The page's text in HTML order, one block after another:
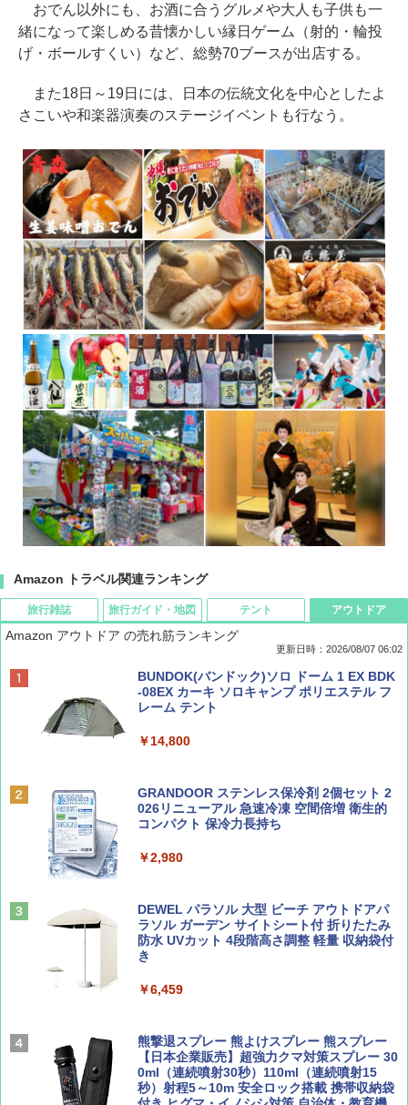
おでん以外にも、お酒に合うグルメや大人も子供も一
緒になって楽しめる昔懐かしい縁日ゲーム（射的・輪投
げ・ボールすくい）など、総勢70ブースが出店する。
また18日～19日には、日本の伝統文化を中心としたよ
さこいや和楽器演奏のステージイベントも行なう。
Amazon トラベル関連ランキング
旅行雑誌
ディズニーファン ２０２６年 ９月号 [雑
誌] (ＤＩＳＮＥＹ ＦＡＮ)
BE-PAL(ビ-パル) 2026年 9 月号【特別付録:
SOTO ミニマル"旅"財布 ランダム2種】
山と溪谷 2026年8月号「南アルプス大全」
￥1,540
￥1,540
旅行ガイド・地図
D40 地球の歩き方 チェンマイ タイ北部の魅
力的な町 2026～2027 地球の歩き方D アジア
A09 地球の歩き方 イタリア 2026～2027 地
球の歩き方A ヨーロッパ
地球の歩き方 スター・ウォーズ
￥2,695
ァキア 2026～2027 地球の歩き方A ヨーロッ
パ
￥2,277
テント
[キャンパーズコレクション 山善] ポップアッ
プテント 傘みたいに広げて畳める パッとサ
ッとサンシェード キューブ フルクローズ メ
&ハイキング カーキ PATC-150(KH)
PYKES PEAK (パイクスピーク) 着替えテン
人用 折りたたみ 防災グッズ 災害用トイレ ビ
￥4,980
テント ワンタッチ RENEW 幅200 2-3人用 43
￥5,999
[キャンパーズコレクション 山善] 傘みたいに
アウトドア
Amazon アウトドア の売れ筋ランキング
更新日時：2026/08/07 06:02
BUNDOK(バンドック)ソロ ドーム 1 EX BDK
-08EX カーキ ソロキャンプ ポリエステル フ
レーム テント
￥14,800
GRANDOOR ステンレス保冷剤 2個セット 2
026リニューアル 急速冷凍 空間倍増 衛生的
コンパクト 保冷力長持ち
￥2,980
DEWEL パラソル 大型 ビーチ アウトドアパ
ラソル ガーデン サイトシート付 折りたたみ
防水 UVカット 4段階高さ調整 軽量 収納袋付
き
￥6,459
熊撃退スプレー 熊よけスプレー 熊スプレー
【日本企業販売】超強力クマ対策スプレー 30
0ml（連続噴射30秒）110ml（連続噴射15
秒）射程5～10m 安全ロック搭載 携帯収納袋